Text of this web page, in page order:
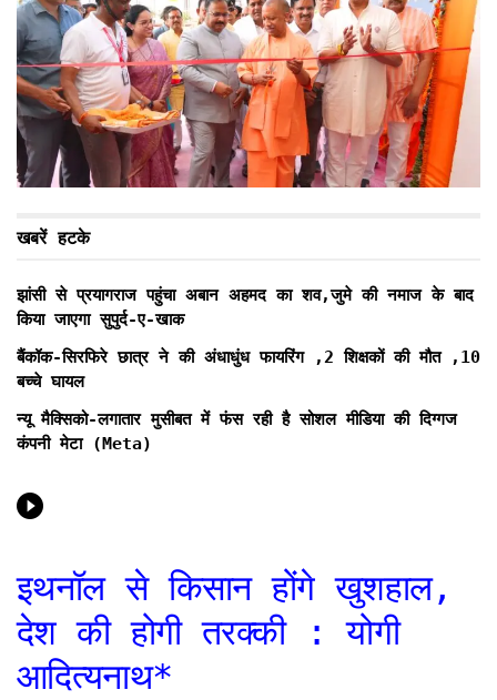
खबरें हटके
झांसी से प्रयागराज पहुंचा अबान अहमद का शव,जुमे की नमाज के बाद
किया जाएगा सुपुर्द-ए-खाक
बैंकॉक-सिरफिरे छात्र ने की अंधाधुंध फायरिंग ,2 शिक्षकों की मौत ,10
बच्चे घायल
न्यू मैक्सिको-लगातार मुसीबत में फंस रही है सोशल मीडिया की दिग्गज
कंपनी मेटा (Meta)
इथनॉल से किसान होंगे खुशहाल,
देश की होगी तरक्की : योगी
आदित्यनाथ*